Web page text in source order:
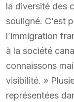
la diversité des
souligné. C’est
l’immigration
à la société
connaissons
visibilité. »
représentées